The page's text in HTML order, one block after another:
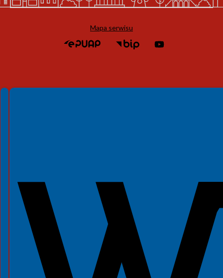
Mapa serwisu
Spełniamy standardy WCAG 2.2
Spełniamy standardy W3C